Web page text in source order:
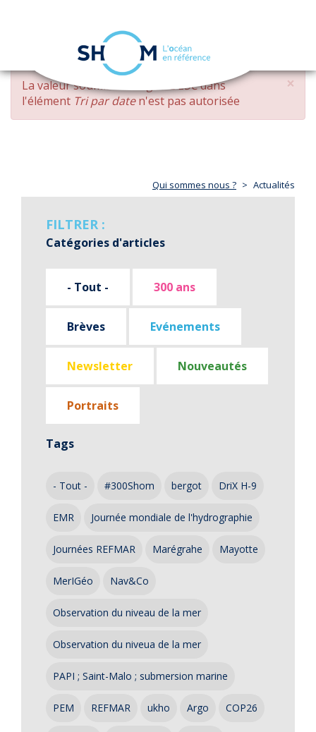
Aller
contenu
principal
navigation
×
MESSAGE
D'ERREUR
La valeur soumise changed DESCdans
l'élément Tri par daten'est pas autorisée
Qui sommes nous ? Actualités
FILTRER :
Catégories d'articles
- Tout - 300 ans
Brèves Evénements
Newsletter Nouveautés
Portraits
Tags
- Tout - #300Shom bergot DriX H-9
EMR Journée mondiale de l'hydrographie
Journées REFMAR Marégrahe Mayotte
MerIGéo Nav&Co
Observation du niveau de la mer
Observation du niveua de la mer
PAPI ; Saint-Malo ; submersion marine
PEM REFMAR ukho Argo COP26